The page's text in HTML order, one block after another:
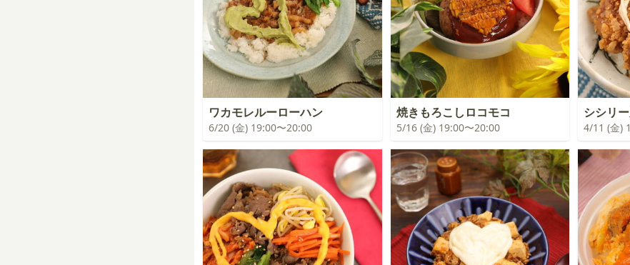
ワカモレルーローハン
6/20 (金) 19:00〜20:00
焼きもろこしロコモコ
5/16 (金) 19:00〜20:00
シシリ
4/11 (金)